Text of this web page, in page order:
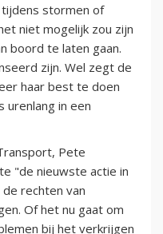
stormen of
niet mogelijk zou zijn
boord te laten gaan.
zijn. Wel zegt de
haar best te doen
in een
Pete
"de nieuwste actie in
rechten van
Of het nu gaat om
bij het verkrijgen